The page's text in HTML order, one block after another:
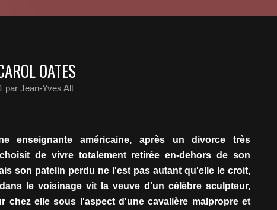
OATES
par Jean-Yves Alt
enseignante américaine, après un divorce très
de vivre totalement retirée en-dehors de son
son patelin perdu ne l'est pas autant qu'elle le croit,
le voisinage vit la veuve d'un célèbre sculpteur,
chez elle sous l'aspect d'une cavalière malpropre et